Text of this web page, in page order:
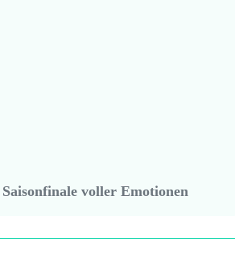
voller Emotionen